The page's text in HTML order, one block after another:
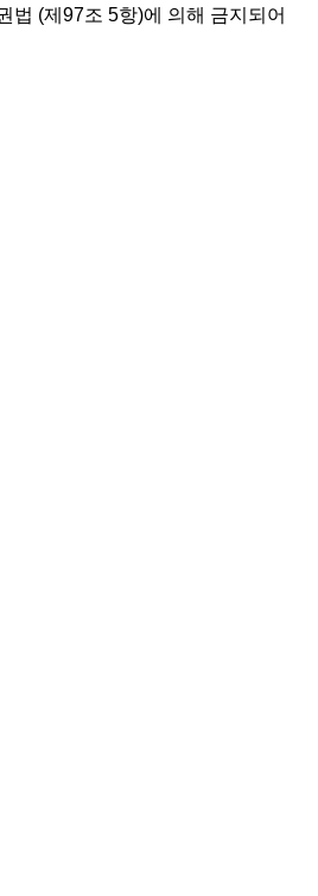
법 (제97조 5항)에 의해 금지되어